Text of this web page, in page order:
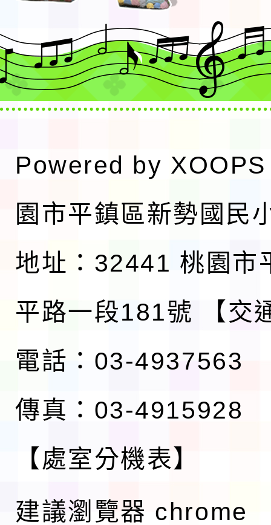
Powered by XOOPS
園市平鎮區新勢國民
地址：32441 桃園市
平路一段181號
【交
電話：03-4937563
傳真：03-4915928
【處室分機表】
建議瀏覽器 chrome